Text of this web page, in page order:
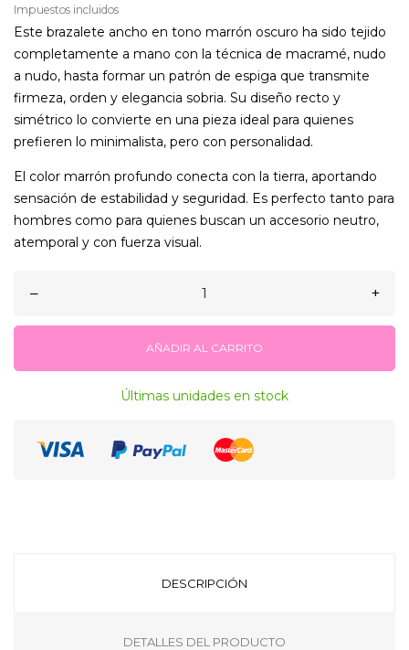
Impuestos incluidos
Este brazalete ancho en tono marrón oscuro ha sido tejido
completamente a mano con la técnica de macramé, nudo
a nudo, hasta formar un patrón de espiga que transmite
firmeza, orden y elegancia sobria. Su diseño recto y
simétrico lo convierte en una pieza ideal para quienes
prefieren lo minimalista, pero con personalidad.
El color marrón profundo conecta con la tierra, aportando
sensación de estabilidad y seguridad. Es perfecto tanto para
hombres como para quienes buscan un accesorio neutro,
atemporal y con fuerza visual.
– +
AÑADIR AL CARRITO
Últimas unidades en stock
DESCRIPCIÓN
DETALLES DEL PRODUCTO